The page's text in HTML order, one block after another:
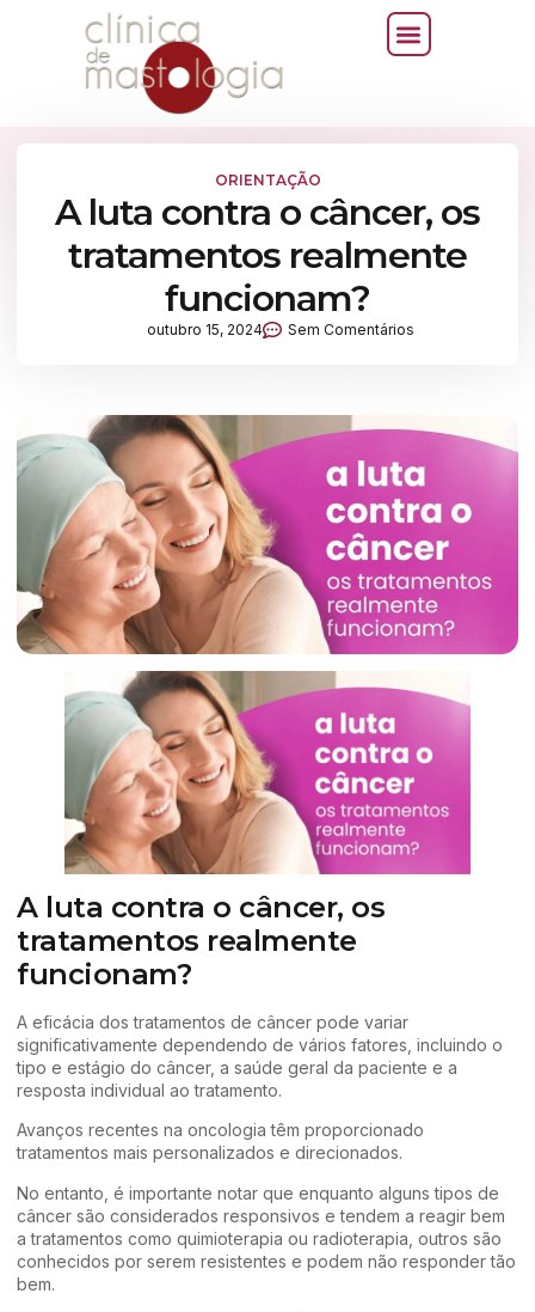
ORIENTAÇÃO
A luta contra o câncer, os
tratamentos realmente
funcionam?
outubro 15, 2024 Sem Comentários
A luta contra o câncer, os
tratamentos realmente
funcionam?
A eficácia dos tratamentos de câncer pode variar
significativamente dependendo de vários fatores, incluindo o
tipo e estágio do câncer, a saúde geral da paciente e a
resposta individual ao tratamento.
Avanços recentes na oncologia têm proporcionado
tratamentos mais personalizados e direcionados.
No entanto, é importante notar que enquanto alguns tipos de
câncer são considerados responsivos e tendem a reagir bem
a tratamentos como quimioterapia ou radioterapia, outros são
conhecidos por serem resistentes e podem não responder tão
bem.